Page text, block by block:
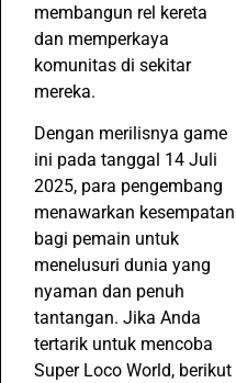
membangun rel kereta
dan memperkaya
komunitas di sekitar
mereka.
Dengan merilisnya game
ini pada tanggal 14 Juli
2025, para pengembang
menawarkan kesempatan
bagi pemain untuk
menelusuri dunia yang
nyaman dan penuh
tantangan. Jika Anda
tertarik untuk mencoba
Super Loco World, berikut